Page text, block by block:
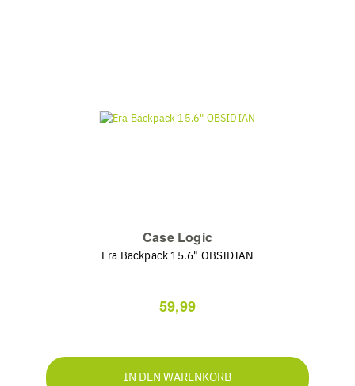
Case Logic
Era Backpack 15.6" OBSIDIAN
59,99
IN DEN WARENKORB